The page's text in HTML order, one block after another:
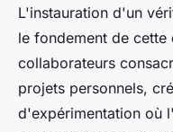
L'instauration d'un
le fondement de cette
collaborateurs
projets personnels,
d'expérimentation où